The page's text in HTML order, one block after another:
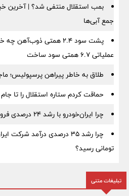
بمب استقلال منتفی شد؟ | آخرین
جمع آبی‌ها
پشت سود ۲.۴ همتی
عملیاتی ۶.۷ همتی سود ساخت
طلاق به خاطر پیراهن پرسپولیس؛
حماقت کردم ستاره استقلال را تا
چرا ایران‌خودرو با رشد ۲۴ درصدی فروش، ۲۲.۵ همت زیان ساخت؟
تومانی رسید؟
تبلیغات متنی